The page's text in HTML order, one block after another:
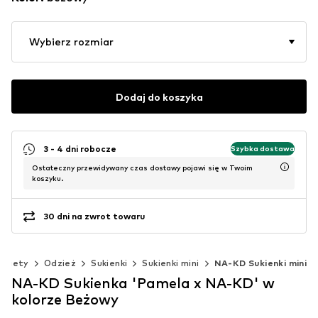
Wybierz rozmiar
Dodaj do koszyka
3 - 4 dni robocze Szybka dostawa
Ostateczny przewidywany czas dostawy pojawi się w Twoim
koszyku.
30 dni na zwrot towaru
Odzież Sukienki Sukienki mini NA-KD Sukienki mini
NA-KD Sukienka 'Pamela x NA-KD' w
kolorze Beżowy